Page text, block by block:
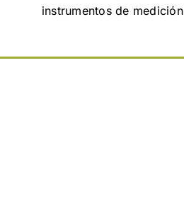
instrumentos de medición